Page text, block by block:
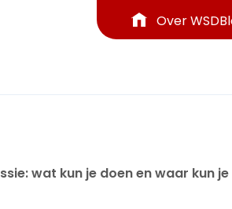
Over WSD
wat kun je doen en waar kun